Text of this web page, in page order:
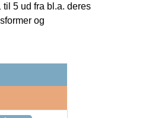
5 ud fra bl.a. deres
og